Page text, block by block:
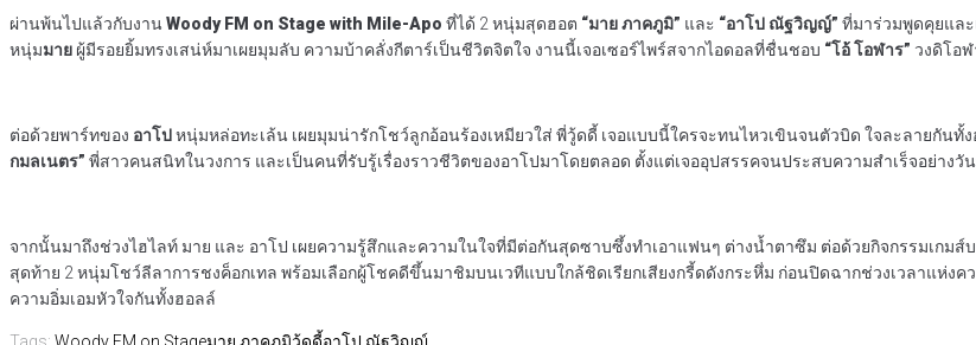
ผ่านพ้นไปแล้วกับงานWoody FM on Stage with Mile-Apo ที่ได้ 2 หนุ่มสุดฮอต “มาย ภาคภูมิ” และ “อาโป ณัฐวิญญ์” ที่มาร่วมพูดคุยและ
หนุ่มมาย ผู้มีรอยยิ้มทรงเสน่ห์มาเผยมุมลับ ความบ้าคลั่งกีตาร์เป็นชีวิตจิตใจ งานนี้เจอเซอร์ไพร์สจากไอดอลที่ชื่นชอบ “โอ้ โอฬาร” วงดิโอ
ต่อด้วยพาร์ทของ อาโปหนุ่มหล่อทะเล้น เผยมุมน่ารักโชว์ลูกอ้อนร้องเหมียวใส่ พี่วู้ดดี้ เจอแบบนี้ใครจะทนไหวเขินจนตัวบิด ใจละลายกัน
กมลเนตร” พี่สาวคนสนิทในวงการ และเป็นคนที่รับรู้เรื่องราวชีวิตของอาโปมาโดยตลอด ตั้งแต่เจออุปสรรคจนประสบความสำเร็จอย่าง
จากนั้นมาถึงช่วงไฮไลท์ มาย และ อาโป เผยความรู้สึกและความในใจที่มีต่อกันสุดซาบซึ้งทำเอาแฟนๆ ต่างน้ำตาซึม ต่อด้วยกิจกรรมเกมส์
สุดท้าย 2 หนุ่มโชว์ลีลาการชงค็อกเทล พร้อมเลือกผู้โชคดีขึ้นมาชิมบนเวทีแบบใกล้ชิดเรียกเสียงกรี้ดดังกระหึ่ม ก่อนปิดฉากช่วงเวลาแห่ง
ความอิ่มเอมหัวใจกันทั้งฮอลล์